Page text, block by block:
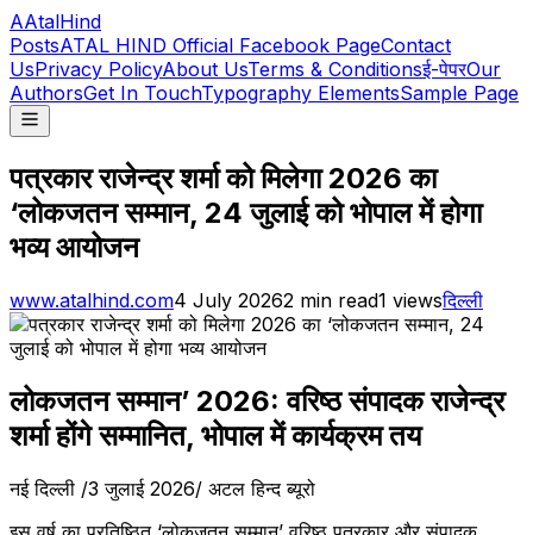
AAtalHind
PostsATAL HIND Official Facebook PageContact
UsPrivacy PolicyAbout UsTerms & Conditionsई-पेपरOur
AuthorsGet In TouchTypography ElementsSample Page
पत्रकार राजेन्द्र शर्मा को मिलेगा 2026 का
‘लोकजतन सम्मान, 24 जुलाई को भोपाल में होगा
भव्य आयोजन
www.atalhind.com4 July 20262 min read1 viewsदिल्ली
लोकजतन सम्मान’ 2026: वरिष्ठ संपादक राजेन्द्र
शर्मा होंगे सम्मानित, भोपाल में कार्यक्रम तय
नई दिल्ली /3 जुलाई 2026/ अटल हिन्द ब्यूरो